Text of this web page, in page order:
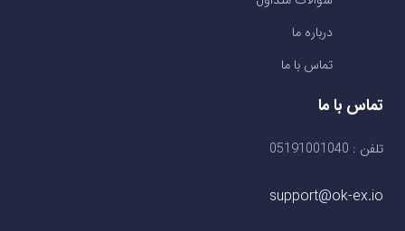
درباره ما
تماس با ما
تماس با ما
تلفن : 05191001040
support@ok-ex.io